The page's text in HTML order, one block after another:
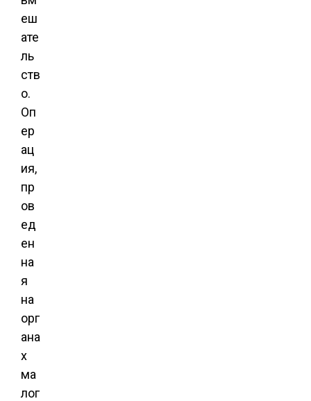
еш
ате
ль
ств
о.
Оп
ер
ац
ия,
пр
ов
ед
ен
на
я
на
орг
ана
х
ма
лог